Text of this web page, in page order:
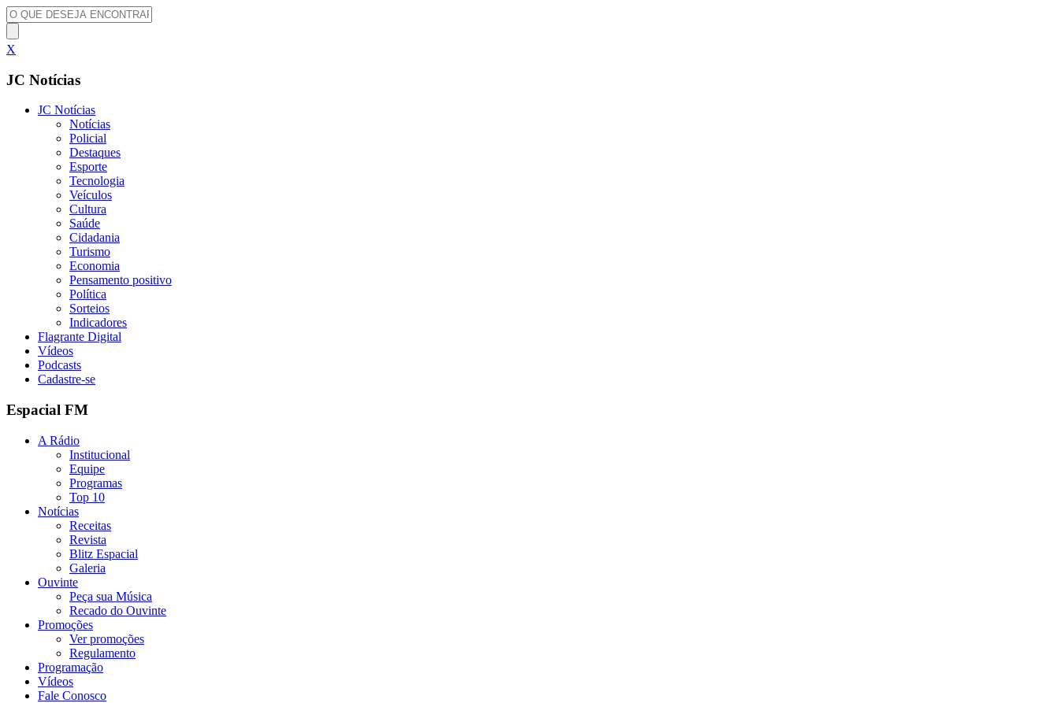
X
JC Notícias
JC Notícias
Notícias
Policial
Destaques
Esporte
Tecnologia
Veículos
Cultura
Saúde
Cidadania
Turismo
Economia
Pensamento positivo
Política
Sorteios
Indicadores
Flagrante Digital
Vídeos
Podcasts
Cadastre-se
Espacial FM
A Rádio
Institucional
Equipe
Programas
Top 10
Notícias
Receitas
Revista
Blitz Espacial
Galeria
Ouvinte
Peça sua Música
Recado do Ouvinte
Promoções
Ver promoções
Regulamento
Programação
Vídeos
Fale Conosco